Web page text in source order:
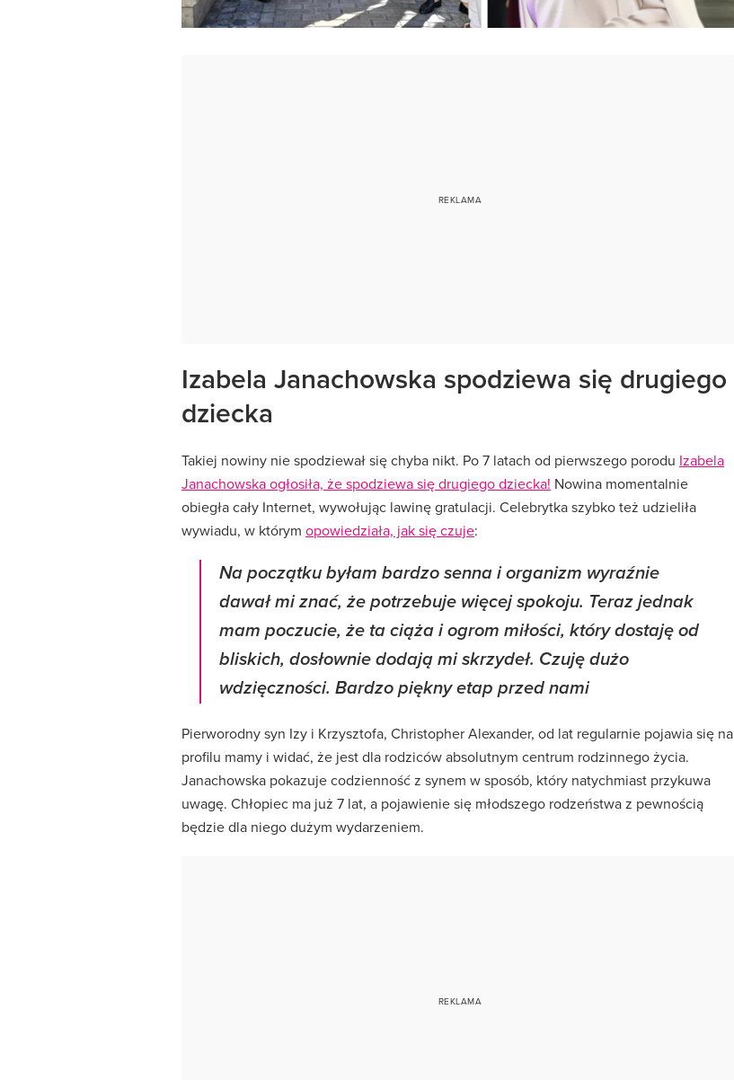
Izabela Janachowska spodziewa się drugiego
dziecka
Takiej nowiny nie spodziewał się chyba nikt. Po 7 latach od pierwszego porodu Izabela
Janachowska ogłosiła, że spodziewa się drugiego dziecka! Nowina momentalnie
obiegła cały Internet, wywołując lawinę gratulacji. Celebrytka szybko też udzieliła
wywiadu, w którym opowiedziała, jak się czuje:
Na początku byłam bardzo senna i organizm wyraźnie
dawał mi znać, że potrzebuje więcej spokoju. Teraz jednak
mam poczucie, że ta ciąża i ogrom miłości, który dostaję od
bliskich, dosłownie dodają mi skrzydeł. Czuję dużo
wdzięczności. Bardzo piękny etap przed nami
Pierworodny syn Izy i Krzysztofa, Christopher Alexander, od lat regularnie pojawia się na
profilu mamy i widać, że jest dla rodziców absolutnym centrum rodzinnego życia.
Janachowska pokazuje codzienność z synem w sposób, który natychmiast przykuwa
uwagę. Chłopiec ma już 7 lat, a pojawienie się młodszego rodzeństwa z pewnością
będzie dla niego dużym wydarzeniem.